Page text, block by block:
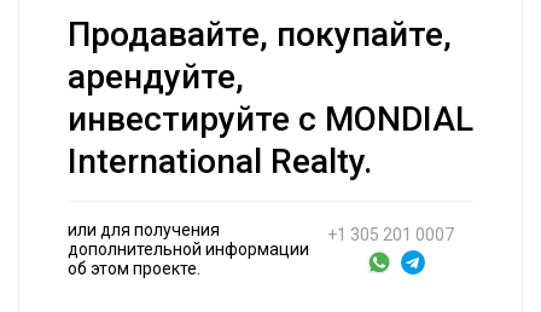
Продавайте, покупайте,
арендуйте,
инвестируйте с MONDIAL
International Realty.
или для получения
дополнительной информации
об этом проекте.
+1 305 201 0007